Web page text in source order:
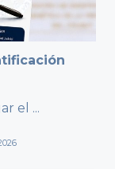
el ...